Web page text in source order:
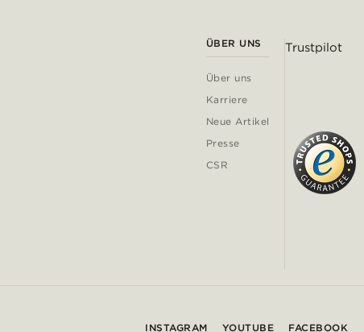
ÜBER UNS
Über uns
Karriere
Neue Artikel
Presse
CSR
Trustpilot
INSTAGRAM YOUTUBE FACEBOOK